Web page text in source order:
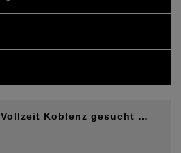
Koblenz gesucht …